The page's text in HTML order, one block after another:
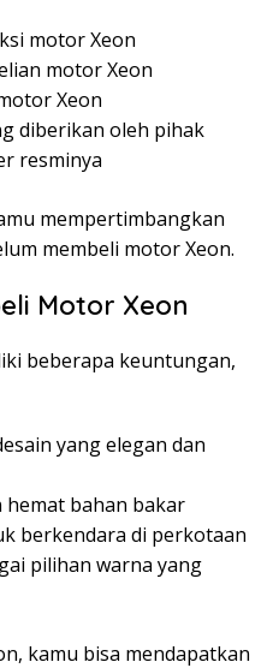
motor Xeon
motor Xeon
Xeon
diberikan oleh pihak
resminya
mempertimbangkan
membeli motor Xeon.
Motor Xeon
beberapa keuntungan,
yang elegan dan
hemat bahan bakar
berkendara di perkotaan
pilihan warna yang
kamu bisa mendapatkan